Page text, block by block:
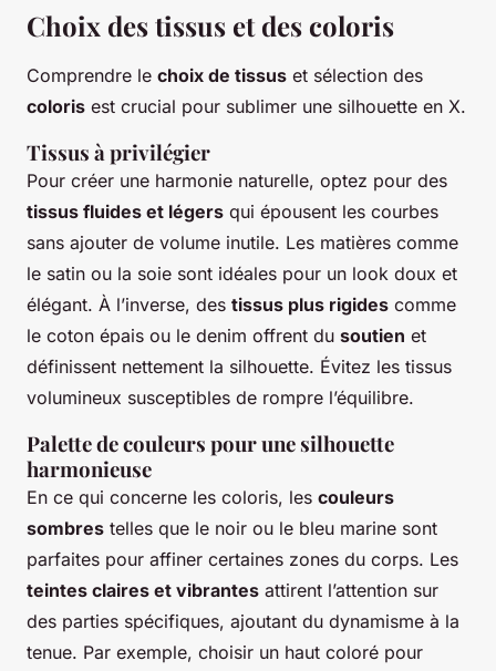
Choix des tissus et des coloris
Comprendre le choix de tissus et sélection des
coloris est crucial pour sublimer une silhouette en X.
Tissus à privilégier
Pour créer une harmonie naturelle, optez pour des
tissus fluides et légers qui épousent les courbes
sans ajouter de volume inutile. Les matières comme
le satin ou la soie sont idéales pour un look doux et
élégant. À l’inverse, des tissus plus rigides comme
le coton épais ou le denim offrent du soutien et
définissent nettement la silhouette. Évitez les tissus
volumineux susceptibles de rompre l’équilibre.
Palette de couleurs pour une silhouette
harmonieuse
En ce qui concerne les coloris, les couleurs
sombres telles que le noir ou le bleu marine sont
parfaites pour affiner certaines zones du corps. Les
teintes claires et vibrantes attirent l’attention sur
des parties spécifiques, ajoutant du dynamisme à la
tenue. Par exemple, choisir un haut coloré pour